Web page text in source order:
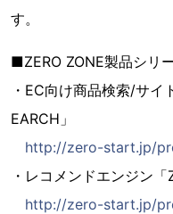
す。
■ZERO ZONE製品シリ
・EC向け商品検索/サイ
EARCH」
http://zero-start.jp/
・レコメンドエンジン「
http://zero-start.jp/